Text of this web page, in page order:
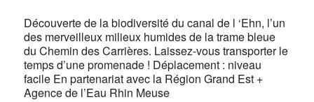
Découverte de la biodiversité du canal de l ‘Ehn, l’un
des merveilleux milieux humides de la trame bleue
du Chemin des Carrières. Laissez-vous transporter le
temps d’une promenade ! Déplacement : niveau
facile En partenariat avec la Région Grand Est +
Agence de l’Eau Rhin Meuse